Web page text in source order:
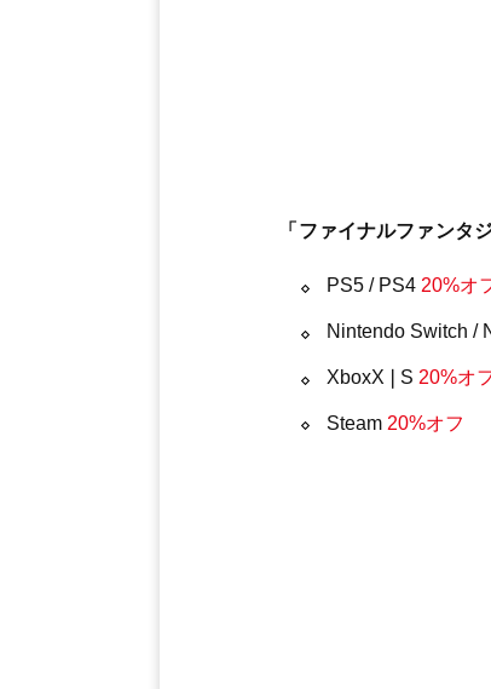
「ファイナルファンタ
PS5 / PS4 20%オ
Nintendo Switch /
XboxX❘S 20%オ
Steam 20%オフ